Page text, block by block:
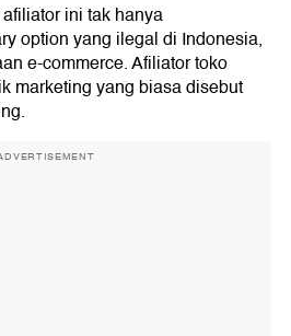
ini tak hanya
option yang ilegal di Indonesia,
e-commerce. Afiliator toko
marketing yang biasa disebut